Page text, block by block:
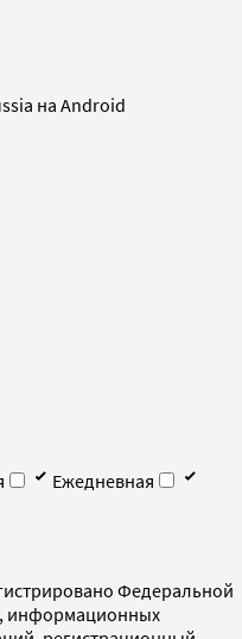
на Android
Ежедневная
Федеральной
информационных